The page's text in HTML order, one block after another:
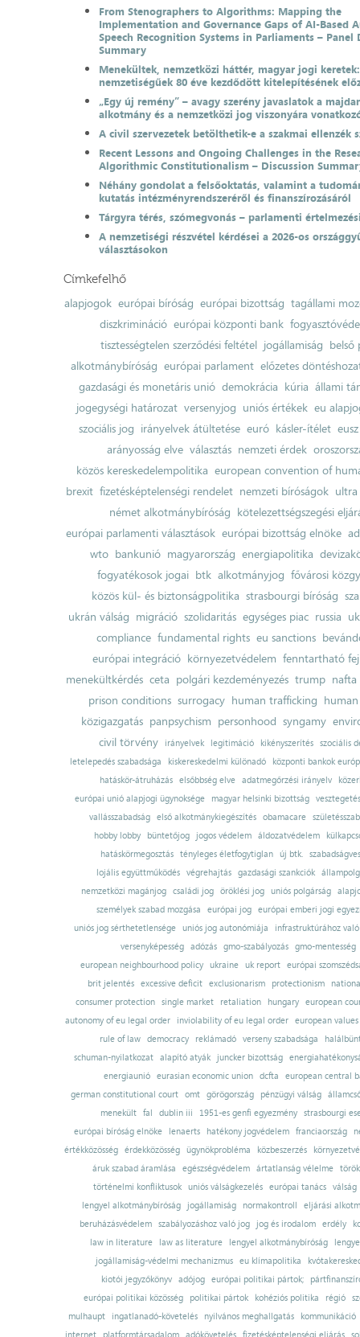
From Stenographers to Algorithms: Mapping the
Implementation and Governance Gaps of AI-Based
Speech Recognition Systems in Parliaments – Panel
Summary
Menekültek, nemzetközi háttér, magyar jogi
nemzetiségűek 80 éve kezdődött kitelepítésének
„Egy új remény” – avagy szerény javaslatok a
alkotmány és a nemzetközi jog viszonyára
A civil szervezetek betölthetik-e a szakmai ellenzék
Recent Lessons and Ongoing Challenges in the
Algorithmic Constitutionalism – Discussion
Néhány gondolat a felsőoktatás, valamint a
kutatás intézményrendszeréről és finanszírozásáról
Tárgyra térés, szómegvonás – parlamenti
A nemzetiségi részvétel kérdései a 2026-os
választásokon
Címkefelhő
alapjogok európai bíróság európai bizottság tagállami
diszkrimináció európai központi bank
tisztességtelen szerződési feltétel jogállamiság belső
alkotmánybíróság európai parlament előzetes
gazdasági és monetáris unió demokrácia kúria állami
jogegységi határozat versenyjog uniós értékek eu
szociális jog irányelvek átültetése euró kásler-ítélet
arányosság elve választás nemzeti érdek
közös kereskedelempolitika european convention of
brexit fizetésképtelenségi rendelet nemzeti bíróságok ultra
német alkotmánybíróság kötelezettségszegési
európai parlamenti választások európai bizottság elnöke
wto bankunió magyarország energiapolitika
fogyatékosok jogai btk alkotmányjog fővárosi
közös kül- és biztonságpolitika strasbourgi bíróság
ukrán válság migráció szolidaritás egységes piac russia
compliance fundamental rights eu sanctions
európai integráció környezetvédelem fenntartható
menekültkérdés ceta polgári kezdeményezés trump nafta
prison conditions surrogacy human trafficking
közigazgatás panpsychism personhood syngamy
civil törvény
irányelvek legitimáció kikényszerítés szociális
letelepedés szabadsága
kiskereskedelmi különadó
központi bankok
hatáskör-átruházás
elsőbbség elve adatmegőrzési irányelv
európai unió alapjogi ügynoksége
magyar helsinki bizottság
vesztegetés
vallásszabadság
első alkotmánykiegészítés obamacare
hobby lobby
büntetőjog jogos védelem áldozatvédelem
hatáskörmegosztás tényleges életfogytiglan új btk.
lojális együttműködés
végrehajtás gazdasági szankciók
nemzetközi magánjog
családi jog öröklési jog uniós polgárság
személyek szabad mozgása
európai jog európai emberi jogi
uniós jog sérthetetlensége uniós jog autonómiája
infrastruktúrához
versenyképesség adózás gmo-szabályozás gmo-mentesség
european neighbourhood policy
ukraine uk report
európai
brit jelentés excessive deficit exclusionarism protectionism
consumer protection
single market retaliation hungary
european
autonomy of eu legal order
inviolability of eu legal order
european values
rule of law
democracy reklámadó verseny szabadsága
schuman-nyilatkozat alapító atyák juncker bizottság
energiaunió eurasian economic union dcfta
european central
german constitutional court
omt görögország pénzügyi válság
menekült
fal dublin iii 1951-es genfi egyezmény
strasbourgi
európai bíróság elnöke
lenaerts hatékony jogvédelem franciaország
értékközösség
érdekközösség ügynökprobléma közbeszerzés
áruk szabad áramlása
egészségvédelem ártatlanság vélelme
történelmi konfliktusok uniós válságkezelés európai tanács válság
lengyel alkotmánybíróság
jogállamiság normakontroll
eljárási
beruházásvédelem
szabályozáshoz való jog jog és irodalom erdély
law in literature
law as literature lengyel alkotmánybíróság
jogállamiság-védelmi mechanizmus
eu klímapolitika
kiotói jegyzőkönyv adójog európai politikai pártok;
európai politikai közösség
politikai pártok kohéziós politika régió
mulhaupt
ingatlanadó-követelés nyilvános meghallgatás
kommunikáció
internet
platformtársadalom adókövetelés fizetésképtelenségi eljárás